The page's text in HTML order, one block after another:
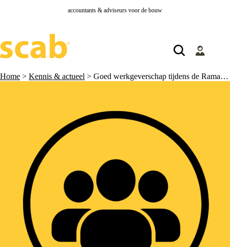
accountants & adviseurs voor de bouw
Home > Kennis & actueel > Goed werkgeverschap tijdens de Ramadan